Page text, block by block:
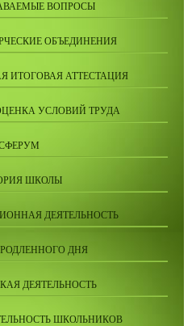
ВОПРОСЫ
ОБЪЕДИНЕНИЯ
ИТОГОВАЯ АТТЕСТАЦИЯ
УСЛОВИЙ ТРУДА
ШКОЛЫ
ДЕЯТЕЛЬНОСТЬ
ДНЯ
ДЕЯТЕЛЬНОСТЬ
ШКОЛЬНИКОВ